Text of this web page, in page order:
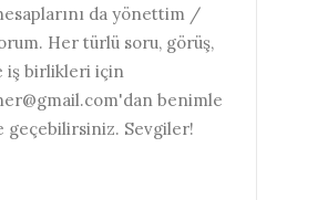
da yönettim /
Her türlü soru, görüş,
iş birlikleri için
benimle
geçebilirsiniz. Sevgiler!